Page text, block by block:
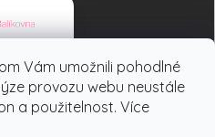
Vám umožnili pohodlné
provozu webu neustále
a použitelnost. Více